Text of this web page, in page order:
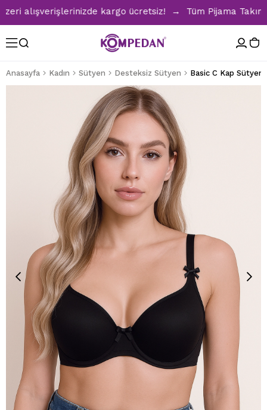
alışverişlerinizde kargo ücretsiz! → Tüm Pijama
Anasayfa Kadın Sütyen Desteksiz Sütyen Basic C Kap Sütyen